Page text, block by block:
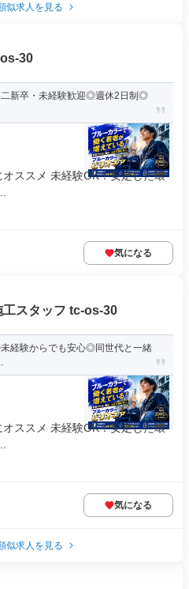
似求人を見る
30
二新卒・未経験歓迎◎週休2日制◎
ススメ 未経験OK！安定した環
気になる
スタッフ tc-os-30
経験からでも安心◎同世代と一緒
ススメ 未経験OK！安定した環
気になる
似求人を見る